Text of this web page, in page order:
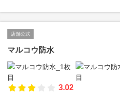
店舗公式
マルコウ防水
3.02